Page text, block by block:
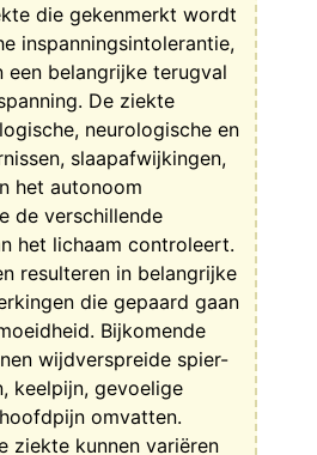
die gekenmerkt wordt
inspanningsintolerantie,
belangrijke terugval
De ziekte
neurologische en
slaapafwijkingen,
het autonoom
de verschillende
het lichaam controleert.
resulteren in belangrijke
die gepaard gaan
Bijkomende
wijdverspreide spier-
keelpijn, gevoelige
omvatten.
ziekte kunnen variëren